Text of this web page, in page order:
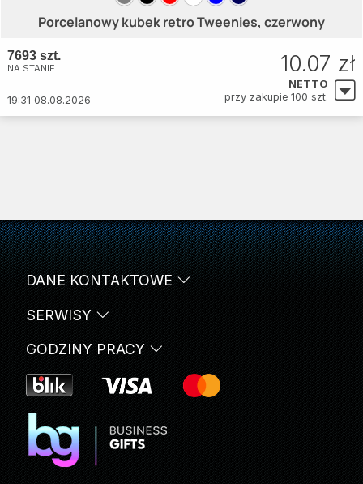
Porcelanowy kubek retro Tweenies, czerwony
7693 szt.
NA STANIE
19:31 08.08.2026
10.07 zł
NETTO
przy zakupie 100 szt.
SERWISY
DANE KONTAKTOWE
GODZINY PRACY